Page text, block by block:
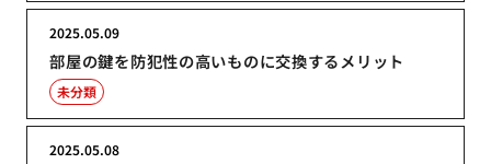
部屋の鍵を防犯性の高いものに交換するメリット
2025.05.09
未分類
2025.05.08